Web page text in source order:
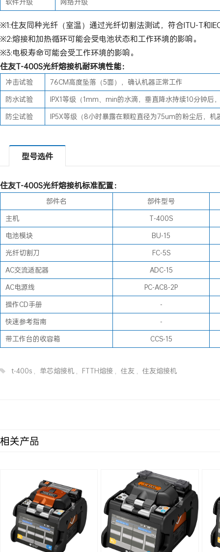
※1:住友同种光纤（室温）通过光纤切割法测试，符合ITU-T和
※2:熔接和加热循环可能会受电池状态和工作环境的影响。
※3:电极寿命可能会受工作环境的影响。
住友T-400S光纤熔接机耐环境性能：
冲击试验
76CM高度坠落（5面），确认机器正常工作
防水试验
IPX1等级（1mm、min的水滴，垂直降水持续10分钟后
防尘试验
IP5X等级（8小时暴露在颗粒直径为75um的粉尘后，机
型号选件
住友T-400S光纤熔接机标准配置：
部件名
部件型号
主机
T-400S
电池模块
BU-15
光纤切割刀
FC-5S
AC交流适配器
ADC-15
AC电源线
PC-AC8-2P
操作CD手册
-
快速参考指南
-
带工作台的收容箱
CCS-15
t-400s 单芯熔接机 FTTH熔接 住友 住友熔接机
相关产品